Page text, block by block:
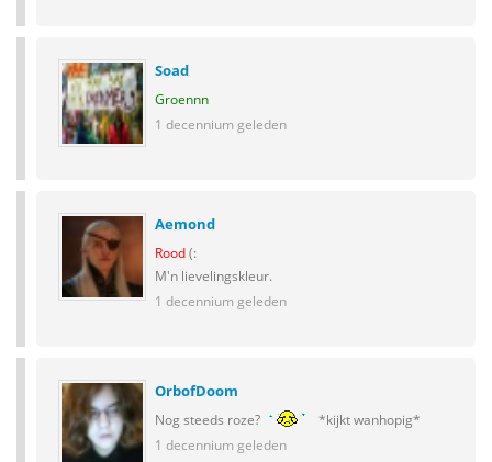
Soad
Groennn
1 decennium geleden
Aemond
Rood(:
M'n lievelingskleur.
1 decennium geleden
OrbofDoom
Nog steeds roze?
*kijkt wanhopig*
1 decennium geleden